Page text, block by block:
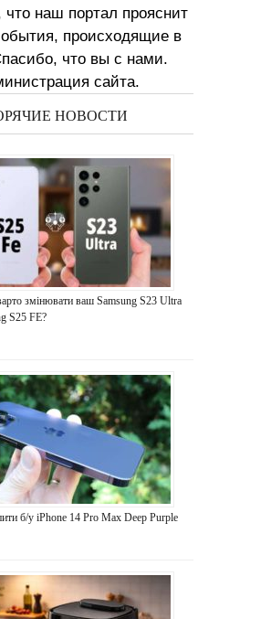
наш портал прояснит
происходящие в
что вы с нами.
сайта.
НОВОСТИ
змінювати ваш Samsung S23 Ultra
S25 FE?
б/у iPhone 14 Pro Max Deep Purple